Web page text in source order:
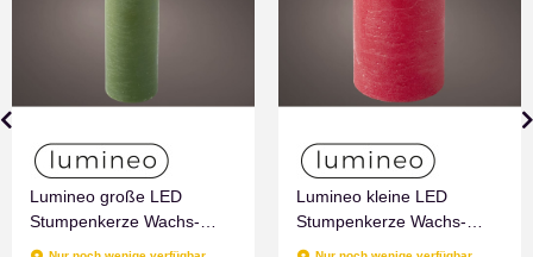
Lumineo große LED
Stumpenkerze Wachs-
Optik Grün mit Timer
Lumineo kleine LED
Stumpenkerze Wachs-
Optik Rot mit Timer